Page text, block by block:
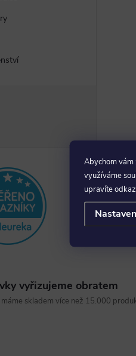
Abychom vám
využíváme
upravíte
vyřizujeme obratem
skladem více než 15.000